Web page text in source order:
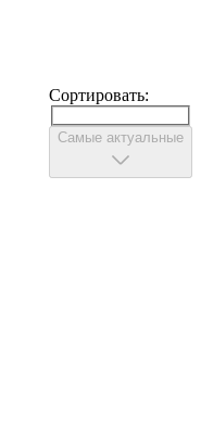
Сортировать:
Самые актуальные